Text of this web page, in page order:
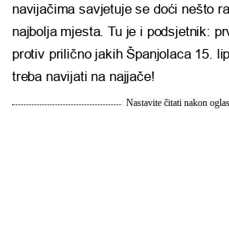
navijačima savjetuje se doći nešto
najbolja mjesta. Tu je i podsjetnik:
protiv prilično jakih Španjolaca 15.
treba navijati na najjače!
Nastavite čitati nakon